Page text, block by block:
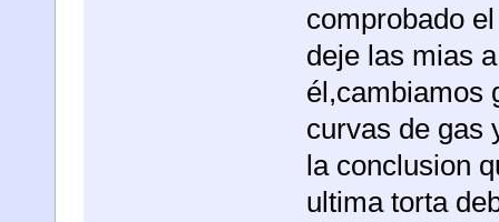
comprobado
deje las mias
él,cambiamos
curvas de gas
la conclusion
ultima torta